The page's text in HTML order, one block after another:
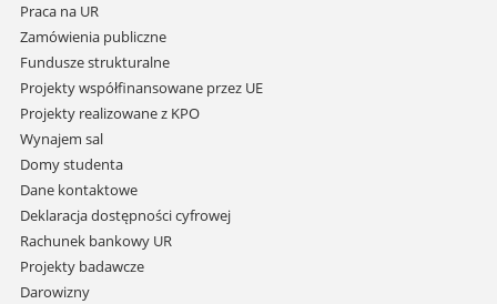
Praca na UR
Zamówienia publiczne
Fundusze strukturalne
Projekty współfinansowane przez UE
Projekty realizowane z KPO
Wynajem sal
Domy studenta
Dane kontaktowe
Deklaracja dostępności cyfrowej
Rachunek bankowy UR
Projekty badawcze
Darowizny